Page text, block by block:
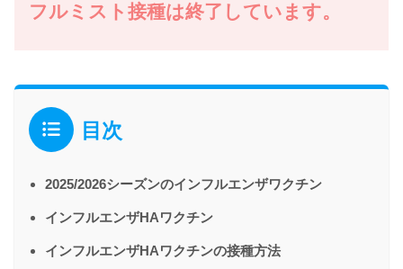
フルミスト接種は終了しています。
目次
2025/2026シーズンのインフルエンザワクチン
インフルエンザHAワクチン
インフルエンザHAワクチンの接種方法